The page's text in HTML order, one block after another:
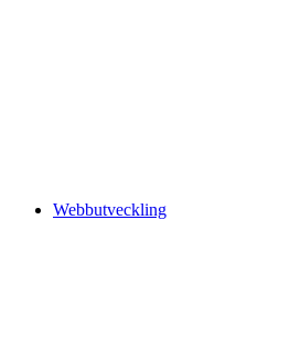
Webbutveckling